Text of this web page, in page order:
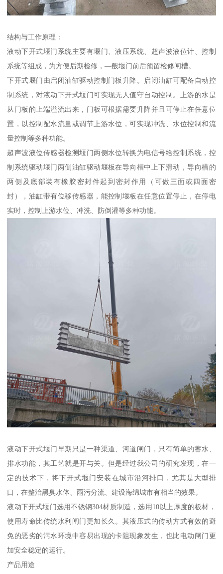
结构与工作原理：
液动下开式堰门系统主要有堰门、液压系统、超声波液位计、控制
系统等组成，为方便后期检修，—般堰门前后预留检修闸槽。
下开式堰门由启闭油缸驱动控制门板升降。启闭油缸可配备自动控
制系统，对液动下开式堰门可实现无人值守自动控制。上游的水是
从门板的上端溢流出来，门板可根据需要升降并且可停止在任意位
置，以控制配水流量或调节上游水位，可实现冲洗、水位控制和流
量控制等多种功能。
超声波液位传感器检测堰门两侧水位转换为电信号给控制系统，控
制系统驱动堰门两侧油缸驱动堰板在导向槽中上下滑动，导向槽的
两侧及底部装有橡胶密封件起到密封作用（可做三面或四面密
封），油缸带有位移传感器，能控制堰板在任意位置停止，在停电
实时，控制上游水位、冲洗、防倒灌等多种功能。
液动下开式堰门早期只是一种渠道、河道闸门，只有简单的蓄水、
排水功能，其工艺就是开与关。但是经过我公司的研究发现，在一
定的技术下，将下开式堰门安装在城市沿河排口，尤其是大型排
口，在整治黑臭水体、雨污分流、建设海绵城市有相当的效果。
液动下开式堰门选用不锈钢304材质制造，选用10以上厚度的板材，
使用寿命比传统水利闸门更加长久。其液压式的传动方式有效的避
免的恶劣的污水环境中容易出现的卡阻现象发生，也比电动闸门更
加安全稳定的运行。
产品用途